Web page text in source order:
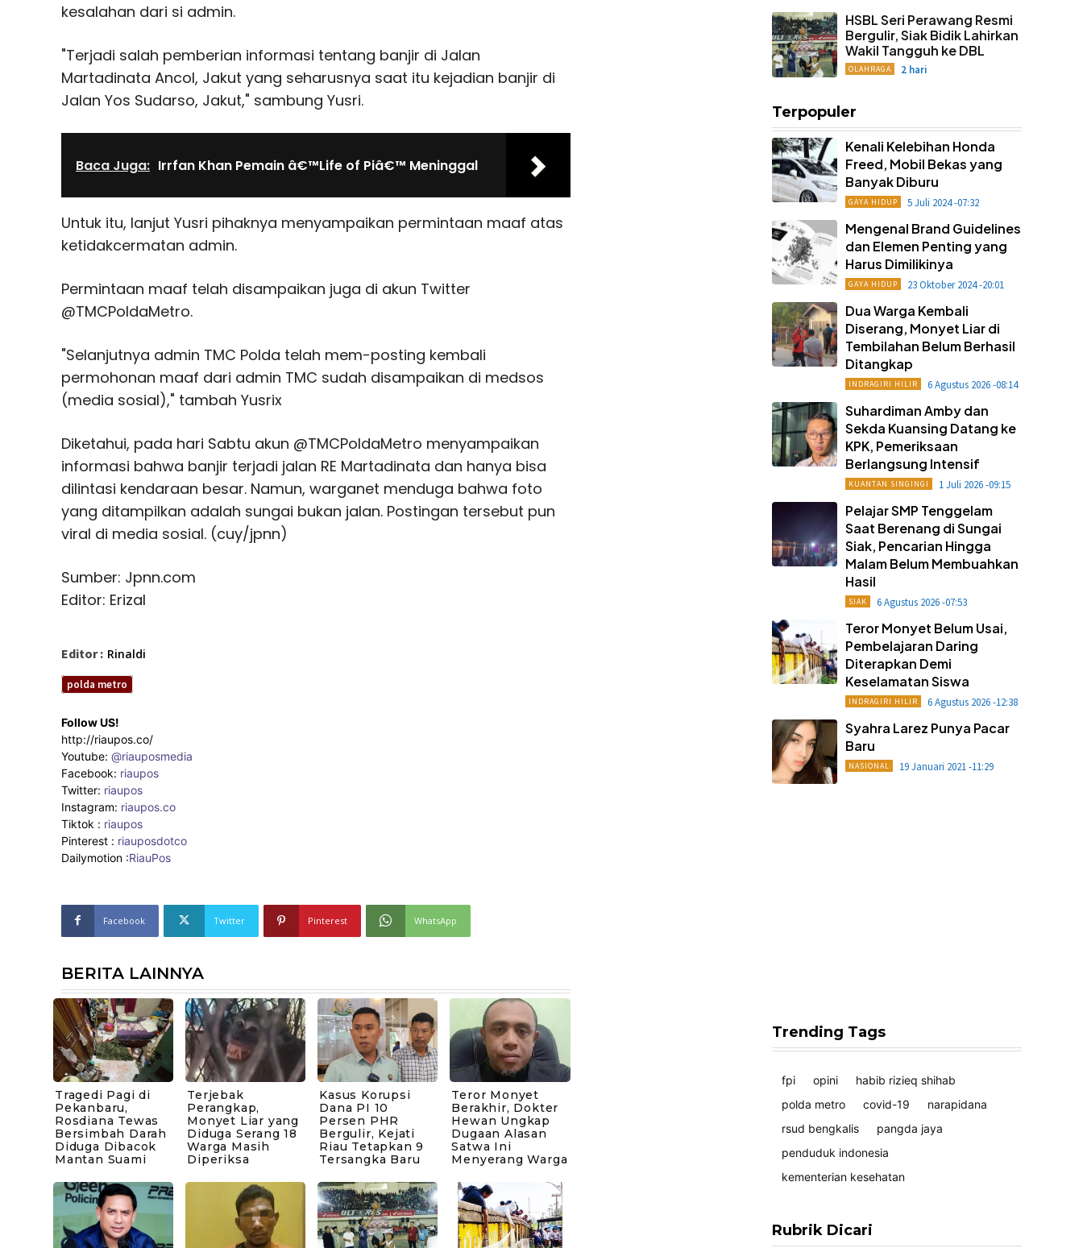
kesalahan dari si admin.
"Terjadi salah pemberian informasi tentang banjir di Jalan
Martadinata Ancol, Jakut yang seharusnya saat itu kejadian banjir di
Jalan Yos Sudarso, Jakut," sambung Yusri.
Baca Juga: Irrfan Khan Pemain â€™Life of Piâ€™ Meninggal
Untuk itu, lanjut Yusri pihaknya menyampaikan permintaan maaf atas
ketidakcermatan admin.
Permintaan maaf telah disampaikan juga di akun Twitter
@TMCPoldaMetro.
"Selanjutnya admin TMC Polda telah mem-posting kembali
permohonan maaf dari admin TMC sudah disampaikan di medsos
(media sosial)," tambah Yusrix
Diketahui, pada hari Sabtu akun @TMCPoldaMetro menyampaikan
informasi bahwa banjir terjadi jalan RE Martadinata dan hanya bisa
dilintasi kendaraan besar. Namun, warganet menduga bahwa foto
yang ditampilkan adalah sungai bukan jalan. Postingan tersebut pun
viral di media sosial. (cuy/jpnn)
Sumber: Jpnn.com
Editor: Erizal
Editor : Rinaldi
polda metro
Follow US!
http://riaupos.co/
Youtube: @riauposmedia
Facebook: riaupos
Twitter: riaupos
Instagram: riaupos.co
Tiktok : riaupos
Pinterest : riauposdotco
Dailymotion :RiauPos
Facebook Twitter Pinterest WhatsApp
BERITA LAINNYA
Tragedi Pagi di
Pekanbaru,
Rosdiana Tewas
Bersimbah Darah
Diduga Dibacok
Mantan Suami
Terjebak
Perangkap,
Monyet Liar yang
Diduga Serang 18
Warga Masih
Diperiksa
Kasus Korupsi
Dana PI 10
Persen PHR
Bergulir, Kejati
Riau Tetapkan 9
Tersangka Baru
Teror Monyet
Berakhir, Dokter
Hewan Ungkap
Dugaan Alasan
Satwa Ini
Menyerang Warga
HSBL Seri Perawang Resmi
Bergulir, Siak Bidik Lahirkan
Wakil Tangguh ke DBL
OLAHRAGA 2 hari
Terpopuler
Kenali Kelebihan Honda
Freed, Mobil Bekas yang
Banyak Diburu
GAYA HIDUP 5 Juli 2024 -07:32
Mengenal Brand Guidelines
dan Elemen Penting yang
Harus Dimilikinya
GAYA HIDUP 23 Oktober 2024 -20:01
Dua Warga Kembali
Diserang, Monyet Liar di
Tembilahan Belum Berhasil
Ditangkap
INDRAGIRI HILIR 6 Agustus 2026 -08:14
Suhardiman Amby dan
Sekda Kuansing Datang ke
KPK, Pemeriksaan
Berlangsung Intensif
KUANTAN SINGINGI 1 Juli 2026 -09:15
Pelajar SMP Tenggelam
Saat Berenang di Sungai
Siak, Pencarian Hingga
Malam Belum Membuahkan
Hasil
SIAK 6 Agustus 2026 -07:53
Teror Monyet Belum Usai,
Pembelajaran Daring
Diterapkan Demi
Keselamatan Siswa
INDRAGIRI HILIR 6 Agustus 2026 -12:38
Syahra Larez Punya Pacar
Baru
NASIONAL 19 Januari 2021 -11:29
Trending Tags
fpi opini
habib rizieq shihab
polda metro
covid-19
narapidana
rsud bengkalis
pangda jaya
penduduk indonesia
kementerian kesehatan
Rubrik Dicari